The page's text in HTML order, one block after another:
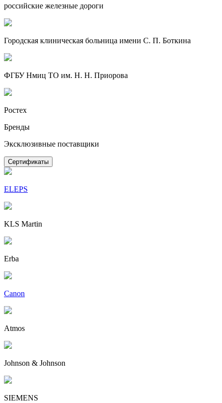
российские железные дороги
Городская клиническая больница имени С. П. Боткина
ФГБУ Нмиц ТО им. Н. Н. Приорова
Ростех
Бренды
Эксклюзивные поставщики
Сертификаты
ELEPS
KLS Martin
Erba
Canon
Atmos
Johnson & Johnson
SIEMENS